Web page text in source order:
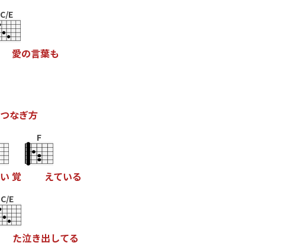
C/E
愛の言葉も
つなぎ方
い 覚
F
えている
C/E
た泣き出してる